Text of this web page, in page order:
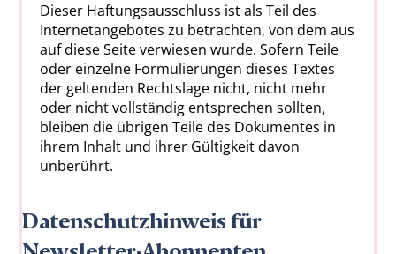
Dieser Haftungsausschluss ist als Teil des
Internetangebotes zu betrachten, von dem aus
auf diese Seite verwiesen wurde. Sofern Teile
oder einzelne Formulierungen dieses Textes
der geltenden Rechtslage nicht, nicht mehr
oder nicht vollständig entsprechen sollten,
bleiben die übrigen Teile des Dokumentes in
ihrem Inhalt und ihrer Gültigkeit davon
unberührt.
Datenschutzhinweis für
Newsletter-Abonnenten